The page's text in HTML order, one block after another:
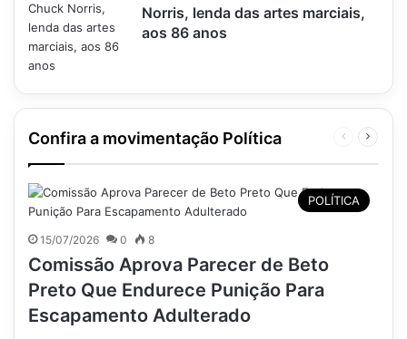
Norris, lenda das artes marciais,
aos 86 anos
Confira a movimentação Política
Página
POLÍTICA
15/07/2026 0 8
Comissão Aprova Parecer de Beto
Preto Que Endurece Punição Para
Escapamento Adulterado